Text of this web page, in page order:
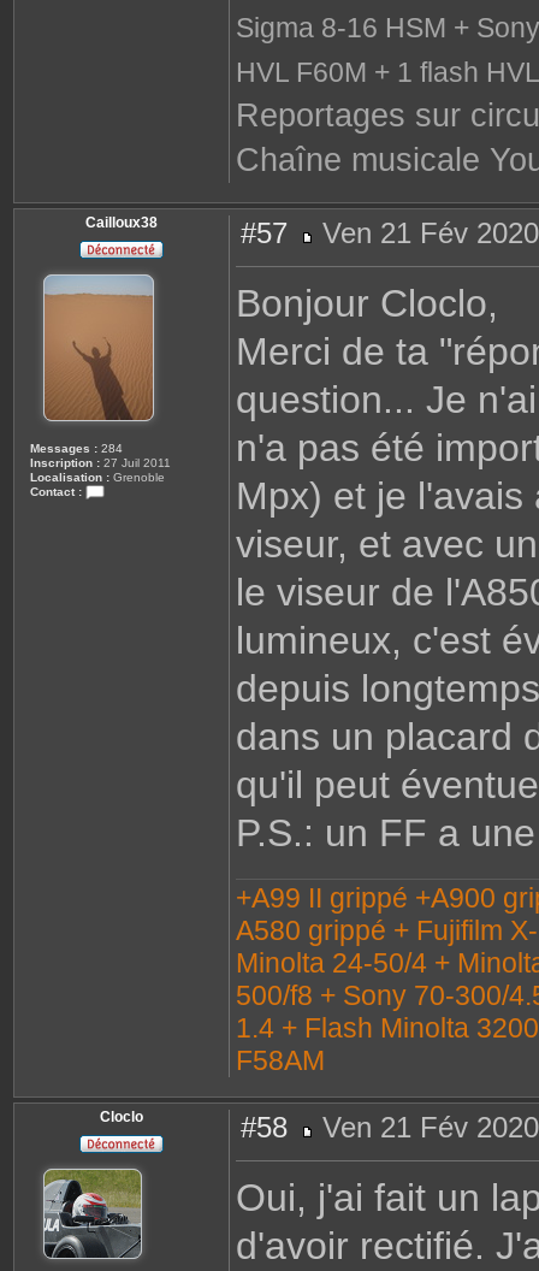
Sigma 8-16 HSM +
HVL F60M + 1 flash
Reportages sur
Chaîne musicale
Cailloux38
Messages : 284
Inscription : 27 Juil 2011
Localisation : Grenoble
Contact :
#57
e
a
Ven 21 Fév
Bonjour Cloclo,
Merci de ta
question... Je
n'a pas été
Mpx) et je l'avais
viseur, et avec
le viseur de
lumineux, c'est
depuis
dans un placard
qu'il peut
P.S.: un FF a
+A99 II grippé +A900
A580 grippé + Fujifilm
Minolta 24-50/4 +
500/f8 + Sony 70-300/
1.4 + Flash Minolta
F58AM
Cloclo #58
e
g
Ven 21 Fév
Oui, j'ai fait un
d'avoir rectifié.